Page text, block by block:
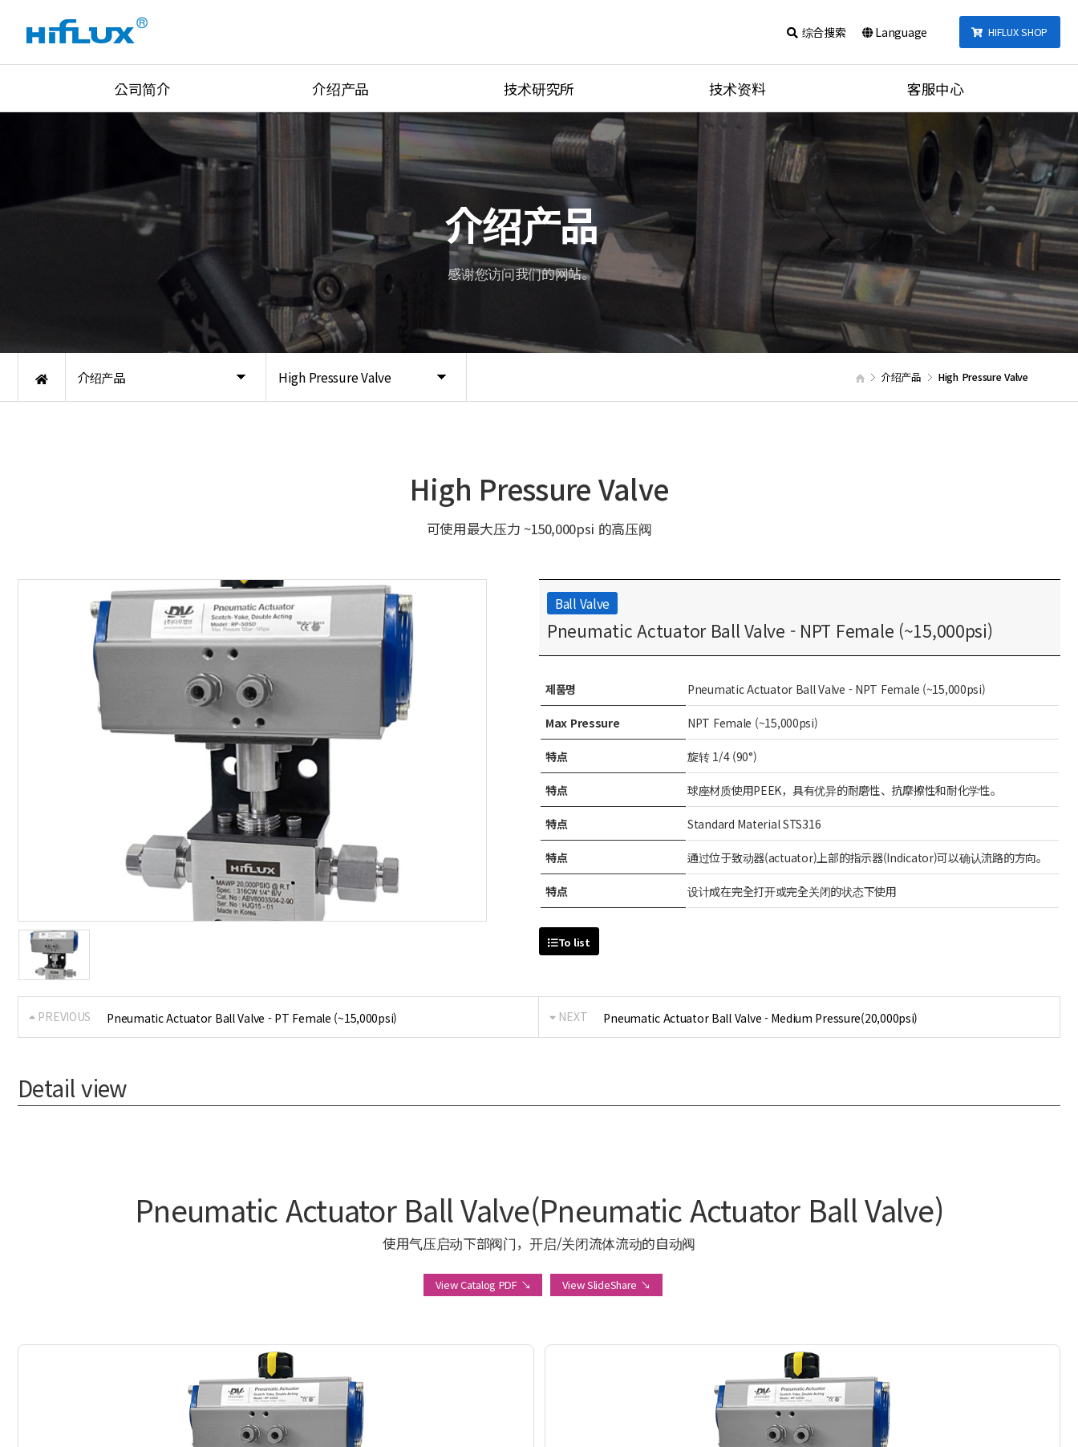
HIFLUX SHOP
综合搜索 Language
公司简介
认证现状
介绍产品
High Pressure Valves
High Pressure Fitting
Union & Adapter
Lok Type Products
Regulator
Pressure/Tempe/Flow
技术研究所
技术研究所
研究器材
技术资料
Product Catalog
产品紧固方式
端口类型
按温度分类的数据
单位转换器
Tubing Connections Torque
客服中心
公告事项
联系我们
综合搜索
介绍产品 High Pressure Valve 介绍产品 High Pressure Valve
介绍产品
感谢您访问我们的网站。
High Pressure Valve
可使用最大压力 ~150,000psi 的高压阀
Ball Valve
Pneumatic Actuator Ball Valve - NPT Female (~15,000psi)
제품명 Pneumatic Actuator Ball Valve - NPT Female (~15,000psi)
Max Pressure NPT Female (~15,000psi)
特点 旋转 1/4 (90°)
特点 球座材质使用PEEK，具有优异的耐磨性、抗摩擦性和耐化学性。
特点 Standard Material STS316
特点 通过位于致动器(actuator)上部的指示器(Indicator)可以确认流路的方向。
特点 设计成在完全打开或完全关闭的状态下使用
To list
PREVIOUS Pneumatic Actuator Ball Valve - PT Female (~15,000psi) NEXT Pneumatic Actuator Ball Valve - Medium Pressure(20,000psi)
Detail view
Pneumatic Actuator Ball Valve(Pneumatic Actuator Ball Valve)
使用气压启动下部阀门，开启/关闭流体流动的自动阀
View Catalog PDF ↘ View SlideShare ↘